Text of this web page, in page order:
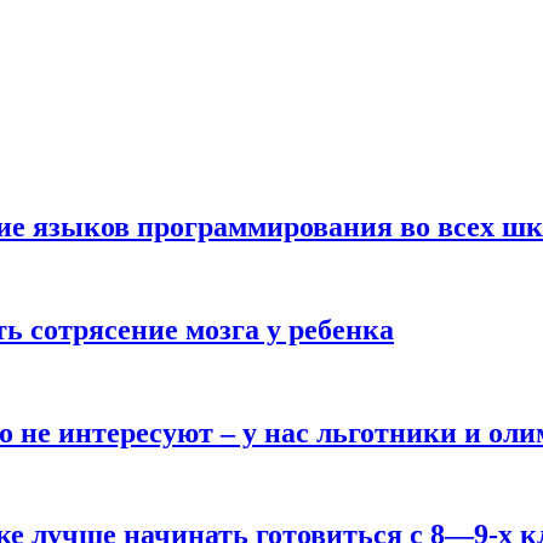
языков программирования во всех
сотрясение мозга у ребенка
интересуют – у нас льготники и
лучше начинать готовиться с 8—9-х